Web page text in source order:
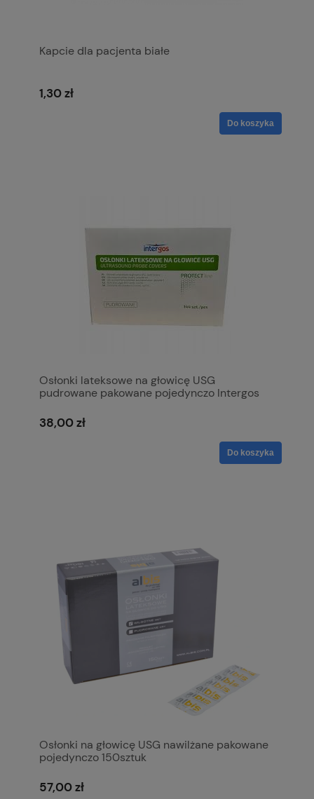
Kapcie dla pacjenta białe
1,30 zł
Do koszyka
Osłonki lateksowe na głowicę USG
pudrowane pakowane pojedynczo Intergos
38,00 zł
Do koszyka
Osłonki na głowicę USG nawilżane pakowane
pojedynczo 150sztuk
57,00 zł